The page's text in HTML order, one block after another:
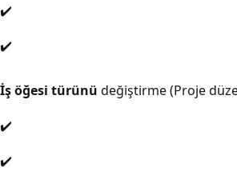
✔️
✔️
İş öğesi türünü değiştirme (Proje
✔️
✔️